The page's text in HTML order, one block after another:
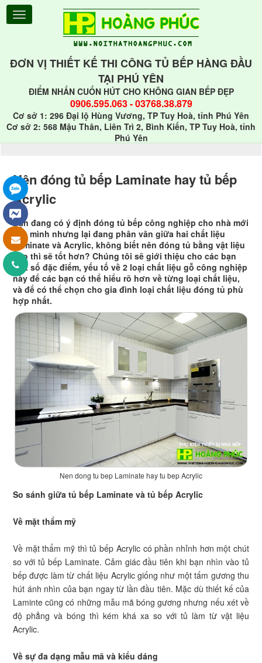
ĐƠN VỊ THIẾT KẾ THI CÔNG TỦ BẾP HÀNG ĐẦU
TẠI PHÚ YÊN
ĐIỂM NHẤN CUỐN HÚT CHO KHÔNG GIAN BẾP ĐẸP
0906.595.063-03768.38.879
Cơ sở 1: 296 Đại lộ Hùng Vương, TP Tuy Hoà, tỉnh Phú Yên
Cơ sở 2: 568 Mậu Thân, Liên Trì 2, Bình Kiến, TP Tuy Hoà, tỉnh
Phú Yên
Nên đóng tủ bếp Laminate hay tủ bếp
Acrylic
Bạn đang có ý định đóng tủ bếp công nghiệp cho nhà mới
của mình nhưng lại đang phân vân giữa hai chất liệu
Laminate và Acrylic, không biết nên đóng tủ bằng vật liệu
nào thì sẽ tốt hơn? Chúng tôi sẽ giới thiệu cho các bạn
một số đặc điểm, yếu tố về 2 loại chất liệu gỗ công nghiệp
này để các bạn có thể hiểu rõ hơn về từng loại chất liệu,
và để có thể chọn cho gia đình loại chất liệu đóng tủ phù
hợp nhất.
Nen dong tu bep Laminate hay tu bep Acrylic
So sánh giữa tủ bếp Laminate và tủ bếp Acrylic
Về mặt thẩm mỹ
Về mặt thẩm mỹ thì tủ bếp Acrylic có phần nhỉnh hơn một chút
so với tủ bếp Laminate. Cảm giác đầu tiên khi bạn nhìn vào tủ
bếp được làm từ chất liệu Acrylic giống như một tấm gương thu
hút ánh nhìn của bạn ngay từ lần đầu tiên. Mặc dù thiết kế của
Laminte cũng có những mẫu mã bóng gương nhưng nếu xét về
độ phẳng và bóng thì kém khá xa so với tủ làm từ vật liệu
Acrylic.
Về sự đa dạng mẫu mã và kiểu dáng